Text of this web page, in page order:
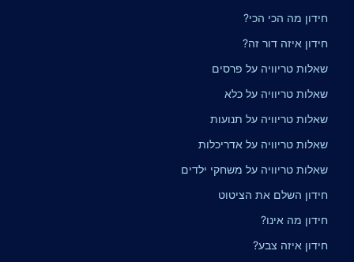
חידון מה הכי הכי?
חידון איזה דור זה?
שאלות טריוויה על פרסים
שאלות טריוויה על כלא
שאלות טריוויה על תנועות
שאלות טריוויה על אדריכלות
שאלות טריוויה על משחקי ילדים
חידון השלם את הציטוט
חידון מה אינו?
חידון איזה צבע?